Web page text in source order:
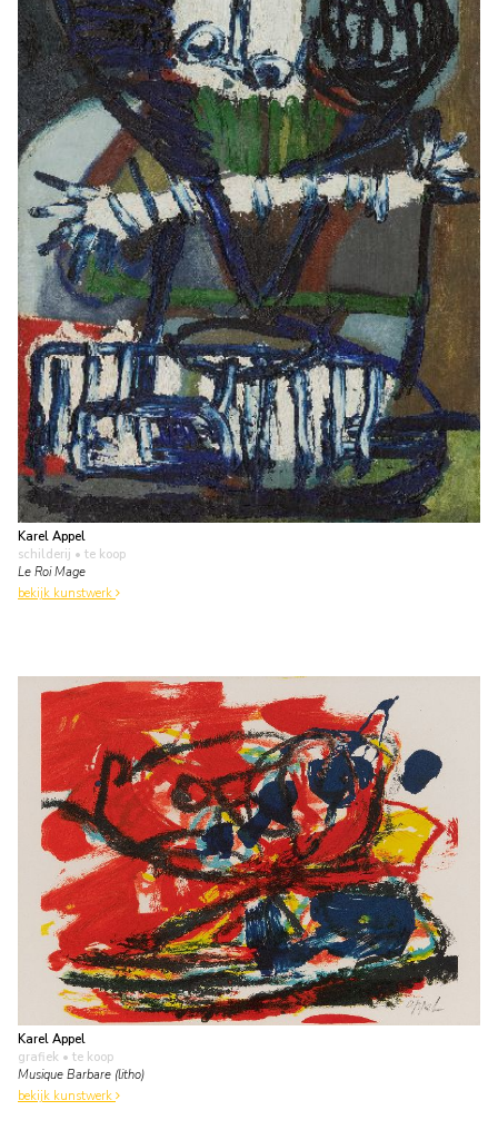
Karel Appel
schilderij • te koop
Le Roi Mage
bekijk kunstwerk
Karel Appel
grafiek • te koop
Musique Barbare (litho)
bekijk kunstwerk